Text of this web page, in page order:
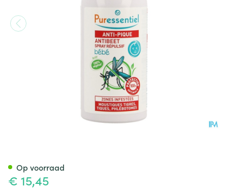
€ 15,45
Op voorraad